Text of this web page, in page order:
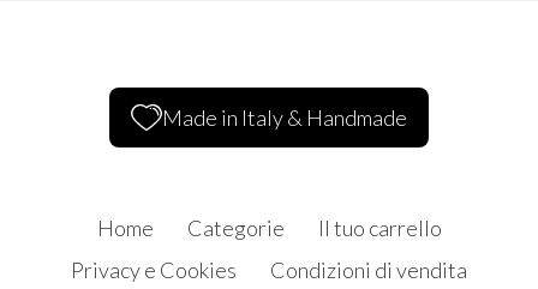
Made in Italy & Handmade
Home Categorie
Il tuo carrello
Privacy e Cookies
Condizioni di vendita